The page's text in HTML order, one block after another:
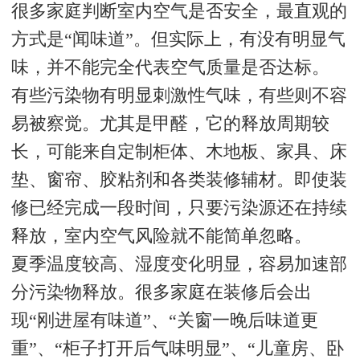
很多家庭判断室内空气是否安全，最直观的
方式是“闻味道”。但实际上，有没有明显气
味，并不能完全代表空气质量是否达标。
有些污染物有明显刺激性气味，有些则不容
易被察觉。尤其是甲醛，它的释放周期较
长，可能来自定制柜体、木地板、家具、床
垫、窗帘、胶粘剂和各类装修辅材。即使装
修已经完成一段时间，只要污染源还在持续
释放，室内空气风险就不能简单忽略。
夏季温度较高、湿度变化明显，容易加速部
分污染物释放。很多家庭在装修后会出
现“刚进屋有味道”、“关窗一晚后味道更
重”、“柜子打开后气味明显”、“儿童房、卧